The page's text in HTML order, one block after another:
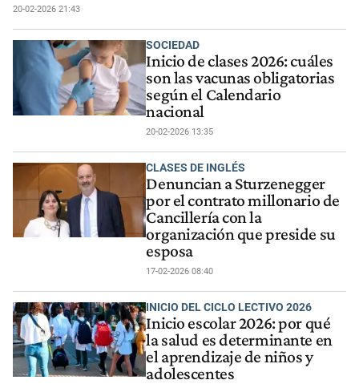
20-02-2026 21:43
SOCIEDAD
Inicio de clases 2026: cuáles
son las vacunas obligatorias
según el Calendario
nacional
20-02-2026 13:35
CLASES DE INGLÉS
Denuncian a Sturzenegger
por el contrato millonario de
Cancillería con la
organización que preside su
esposa
17-02-2026 08:40
INICIO DEL CICLO LECTIVO 2026
Inicio escolar 2026: por qué
la salud es determinante en
el aprendizaje de niños y
adolescentes